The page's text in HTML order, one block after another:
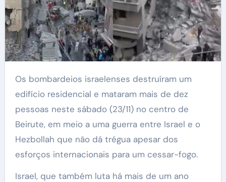
Os bombardeios israelenses destruíram um
edifício residencial e mataram mais de dez
pessoas neste sábado (23/11) no centro de
Beirute, em meio a uma guerra entre Israel e o
Hezbollah que não dá trégua apesar dos
esforços internacionais para um cessar-fogo.
Israel, que também luta há mais de um ano